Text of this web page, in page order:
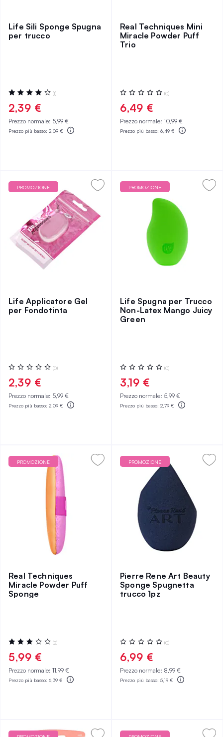
Life Sili Sponge Spugna
per trucco
Valutazione:
80%
(1)
2,39 €
Prezzo normale: 5,99 €
Prezzo più basso: 2,09 €
Real Techniques Mini
Miracle Powder Puff
Trio
Valutazione:
0%
(0)
6,49 €
Prezzo normale: 10,99 €
Prezzo più basso: 6,49 €
PROMOZIONE
Life Applicatore Gel
per Fondotinta
Valutazione:
0%
(0)
2,39 €
Prezzo normale: 5,99 €
Prezzo più basso: 2,09 €
PROMOZIONE
Life Spugna per Trucco
Non-Latex Mango Juicy
Green
Valutazione:
0%
(0)
3,19 €
Prezzo normale: 5,99 €
Prezzo più basso: 2,79 €
PROMOZIONE
Real Techniques
Miracle Powder Puff
Sponge
Valutazione:
60%
(2)
5,99 €
Prezzo normale: 11,99 €
Prezzo più basso: 6,39 €
PROMOZIONE
Pierre Rene Art Beauty
Sponge Spugnetta
trucco 1pz
Valutazione:
0%
(0)
6,99 €
Prezzo normale: 8,99 €
Prezzo più basso: 5,19 €